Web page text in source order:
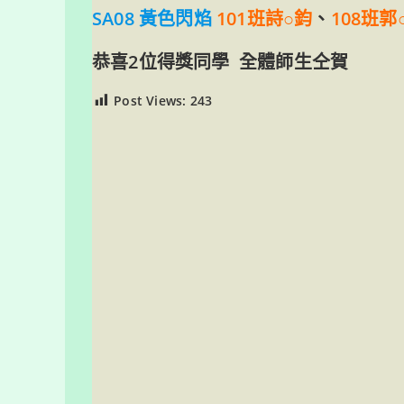
SA08 黃色閃焰 101班詩○鈞 、 108班郭
恭喜2位得獎同學 全體師生仝賀
Post Views: 243